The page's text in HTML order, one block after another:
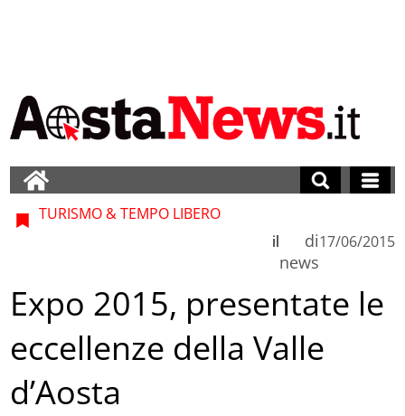
TURISMO & TEMPO LIBERO
di
news
il 17/06/2015
Expo 2015, presentate le
eccellenze della Valle
d’Aosta